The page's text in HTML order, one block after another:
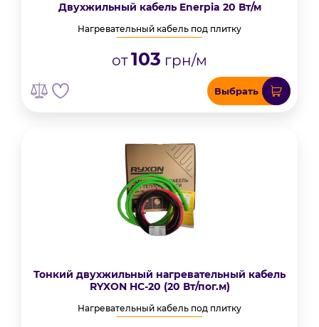
Двухжильный кабель Enerpia 20 Вт/м
Нагревательный кабель под плитку
от103 грн/м
Выбрать
Тонкий двухжильный нагревательный кабель
RYXON HC-20 (20 Вт/пог.м)
Нагревательный кабель под плитку